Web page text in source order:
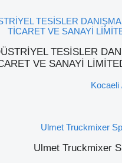
TESİSLER
VE SANAYİ
Ulmet Truckmixer